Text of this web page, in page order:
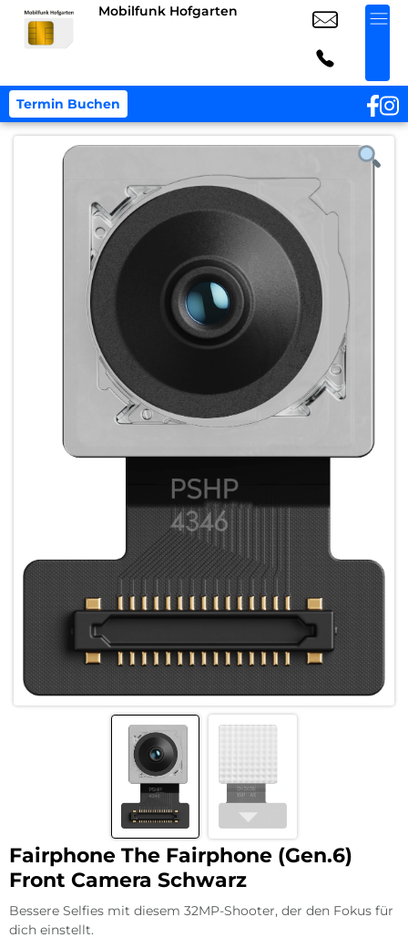
Mobilfunk Hofgarten
Termin Buchen
Fairphone The Fairphone (Gen.6)
Front Camera Schwarz
Bessere Selfies mit diesem 32MP-Shooter, der den Fokus für
dich einstellt.